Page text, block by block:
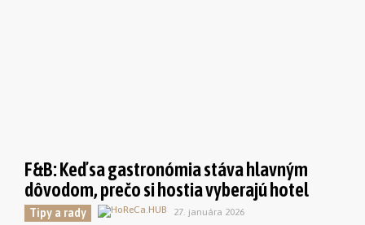
F&B: Keď sa gastronómia stáva hlavným
dôvodom, prečo si hostia vyberajú hotel
Tipy a rady 27. januára 2026